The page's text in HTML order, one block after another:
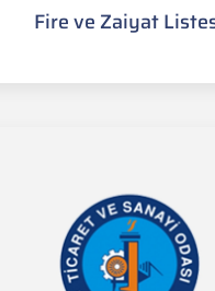
Fire ve Zaiyat